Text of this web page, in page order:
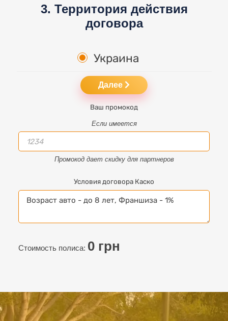
3. Территория действия
договора
Украина
Далее
Ваш промокод
Если имеется
Промокод дает скидку для партнеров
Условия договора Каско
Стоимость полиса: 0 грн